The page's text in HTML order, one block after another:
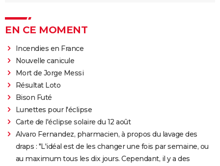
EN CE MOMENT
Incendies en France
Nouvelle canicule
Mort de Jorge Messi
Résultat Loto
Bison Futé
Lunettes pour l'éclipse
Carte de l'éclipse solaire du 12 août
Alvaro Fernandez, pharmacien, à propos du lavage des
draps : "L'idéal est de les changer une fois par semaine, ou
au maximum tous les dix jours. Cependant, il y a des